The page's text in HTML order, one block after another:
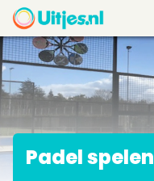
Padel spelen